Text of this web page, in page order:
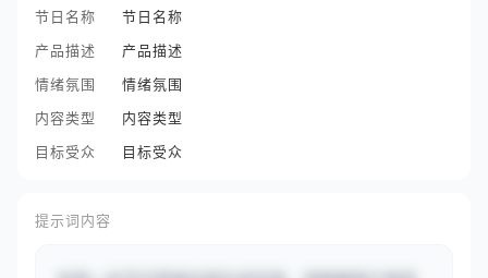
节日名称
节日名称
产品描述
产品描述
情绪氛围
情绪氛围
内容类型
内容类型
目标受众
目标受众
提示词内容